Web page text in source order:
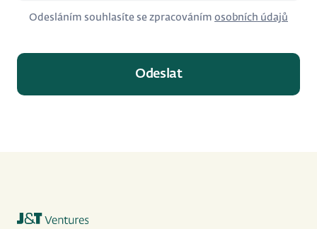
Odesláním souhlasíte se zpracováním osobních údajů